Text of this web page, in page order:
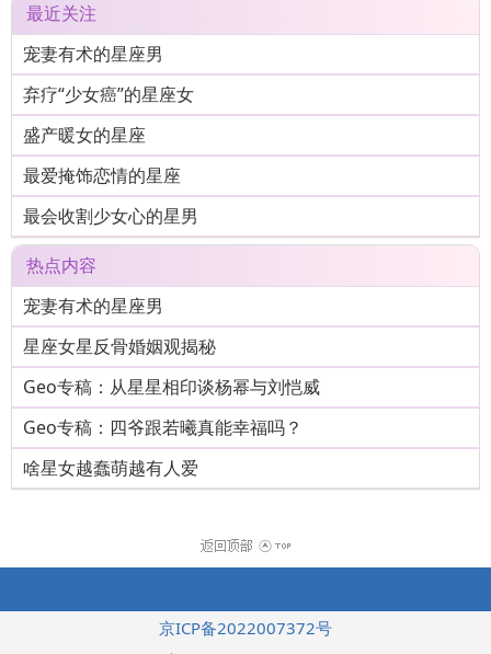
最近关注
宠妻有术的星座男
弃疗“少女癌”的星座女
盛产暖女的星座
最爱掩饰恋情的星座
最会收割少女心的星男
热点内容
宠妻有术的星座男
星座女星反骨婚姻观揭秘
Geo专稿：从星星相印谈杨幂与刘恺威
Geo专稿：四爷跟若曦真能幸福吗？
啥星女越蠢萌越有人爱
京ICP备2022007372号